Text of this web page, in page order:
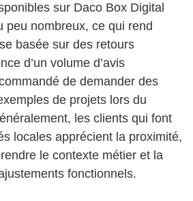
sur Daco Box Digital
peu nombreux, ce qui rend
basée sur des retours
d’un volume d’avis
de demander des
de projets lors du
les clients qui font
locales apprécient la proximité,
le contexte métier et la
fonctionnels.